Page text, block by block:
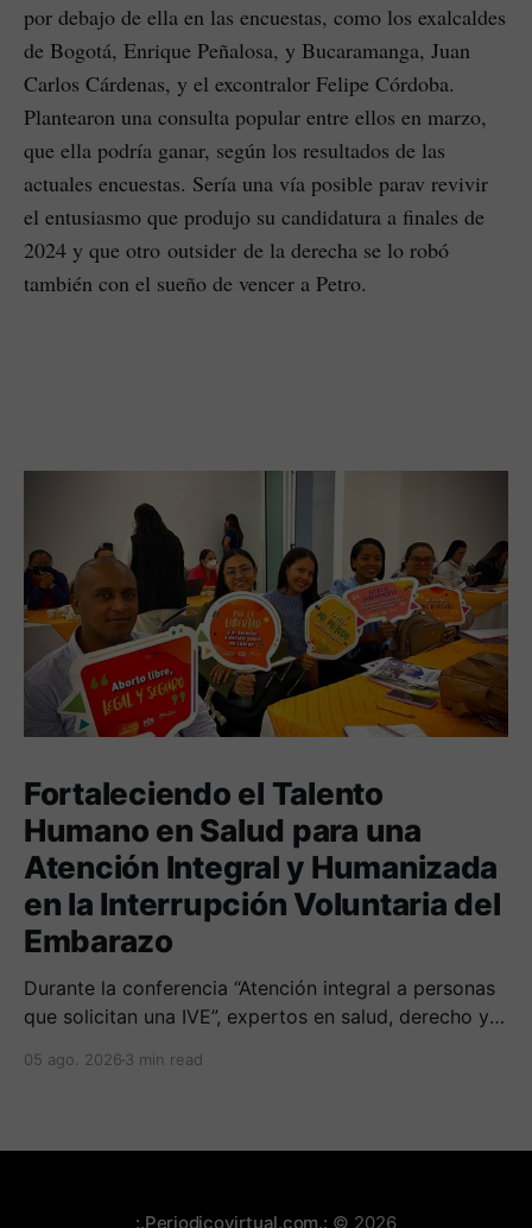
por debajo de ella en las encuestas, como los exalcaldes
de Bogotá, Enrique Peñalosa, y Bucaramanga, Juan
Carlos Cárdenas, y el excontralor Felipe Córdoba.
Plantearon una consulta popular entre ellos en marzo,
que ella podría ganar, según los resultados de las
actuales encuestas. Sería una vía posible parav revivir
el entusiasmo que produjo su candidatura a finales de
2024 y que otro outsider de la derecha se lo robó
también con el sueño de vencer a Petro.
Fortaleciendo el Talento
Humano en Salud para una
Atención Integral y Humanizada
en la Interrupción Voluntaria del
Embarazo
Durante la conferencia “Atención integral a personas
que solicitan una IVE”, expertos en salud, derecho y
sobre cómo abordar esta temática desde una
05 ago. 2026 3 min read
:.Periodicovirtual.com.: © 2026